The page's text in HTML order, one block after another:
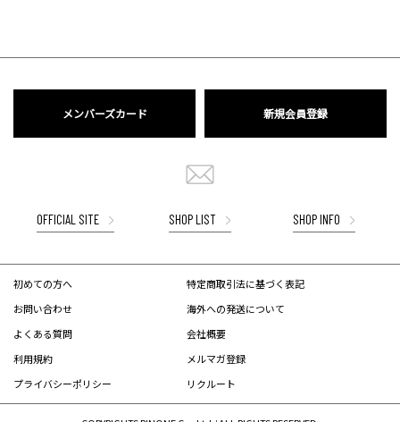
メンバーズカード 新規会員登録
OFFICIAL SITE SHOP LIST SHOP INFO
初めての方へ
お問い合わせ
よくある質問
利用規約
プライバシーポリシー
特定商取引法に基づく表記
海外への発送について
会社概要
メルマガ登録
リクルート